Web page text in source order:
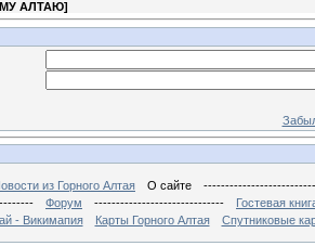
АЛТАЮ]
из Горного Алтая О сайте
Форум ------------------------------
Гостевая
- Викимапия
Карты Горного Алтая Спутниковые